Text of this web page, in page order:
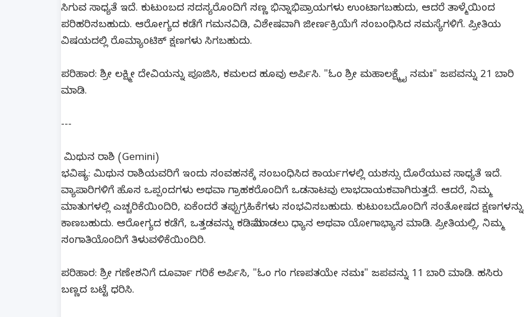
ಸಿಗುವ ಸಾಧ್ಯತೆ ಇದೆ. ಕುಟುಂಬದ ಸದಸ್ಯರೊಂದಿಗೆ ಸಣ್ಣ ಭಿನ್ನಾಭಿಪ್ರಾಯಗಳು ಉಂಟಾಗಬಹುದು, ಆದರೆ ತಾಳ್ಮೆಯಿಂದ
ಪರಿಹರಿಸಬಹುದು. ಆರೋಗ್ಯದ ಕಡೆಗೆ ಗಮನವಿಡಿ, ವಿಶೇಷವಾಗಿ ಜೀರ್ಣಕ್ರಿಯೆಗೆ ಸಂಬಂಧಿಸಿದ ಸಮಸ್ಯೆಗಳಿಗೆ. ಪ್ರೀತಿಯ
ವಿಷಯದಲ್ಲಿ ರೊಮ್ಯಾಂಟಿಕ್ ಕ್ಷಣಗಳು ಸಿಗಬಹುದು.
ಪರಿಹಾರ: ಶ್ರೀ ಲಕ್ಷ್ಮೀ ದೇವಿಯನ್ನು ಪೂಜಿಸಿ, ಕಮಲದ ಹೂವು ಅರ್ಪಿಸಿ. "ಓಂ ಶ್ರೀ ಮಹಾಲಕ್ಷ್ಮೈ ನಮಃ" ಜಪವನ್ನು 21 ಬಾರಿ
ಮಾಡಿ.
---
ಮಿಥುನ ರಾಶಿ (Gemini)
ಭವಿಷ್ಯ: ಮಿಥುನ ರಾಶಿಯವರಿಗೆ ಇಂದು ಸಂವಹನಕ್ಕೆ ಸಂಬಂಧಿಸಿದ ಕಾರ್ಯಗಳಲ್ಲಿ ಯಶಸ್ಸು ದೊರೆಯುವ ಸಾಧ್ಯತೆ ಇದೆ.
ವ್ಯಾಪಾರಿಗಳಿಗೆ ಹೊಸ ಒಪ್ಪಂದಗಳು ಅಥವಾ ಗ್ರಾಹಕರೊಂದಿಗೆ ಒಡನಾಟವು ಲಾಭದಾಯಕವಾಗಿರುತ್ತದೆ. ಆದರೆ, ನಿಮ್ಮ
ಮಾತುಗಳಲ್ಲಿ ಎಚ್ಚರಿಕೆಯಿಂದಿರಿ, ಏಕೆಂದರೆ ತಪ್ಪುಗ್ರಹಿಕೆಗಳು ಸಂಭವಿಸಬಹುದು. ಕುಟುಂಬದೊಂದಿಗೆ ಸಂತೋಷದ ಕ್ಷಣಗಳನ್ನು
ಕಾಣಬಹುದು. ಆರೋಗ್ಯದ ಕಡೆಗೆ, ಒತ್ತಡವನ್ನು ಕಡಿಮೆ ಮಾಡಲು ಧ್ಯಾನ ಅಥವಾ ಯೋಗಾಭ್ಯಾಸ ಮಾಡಿ. ಪ್ರೀತಿಯಲ್ಲಿ, ನಿಮ್ಮ
ಸಂಗಾತಿಯೊಂದಿಗೆ ತಿಳುವಳಿಕೆಯಿಂದಿರಿ.
ಪರಿಹಾರ: ಶ್ರೀ ಗಣೇಶನಿಗೆ ದೂರ್ವಾ ಗರಿಕೆ ಅರ್ಪಿಸಿ, "ಓಂ ಗಂ ಗಣಪತಯೇ ನಮಃ" ಜಪವನ್ನು 11 ಬಾರಿ ಮಾಡಿ. ಹಸಿರು
ಬಣ್ಣದ ಬಟ್ಟೆ ಧರಿಸಿ.